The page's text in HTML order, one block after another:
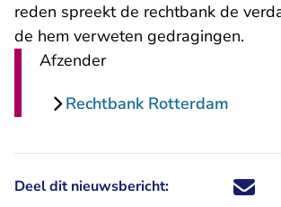
reden spreekt de rechtbank de
de hem verweten gedragingen.
Afzender
Rechtbank Rotterdam
Deel dit nieuwsbericht: Deel dit
Deel dit
Deel